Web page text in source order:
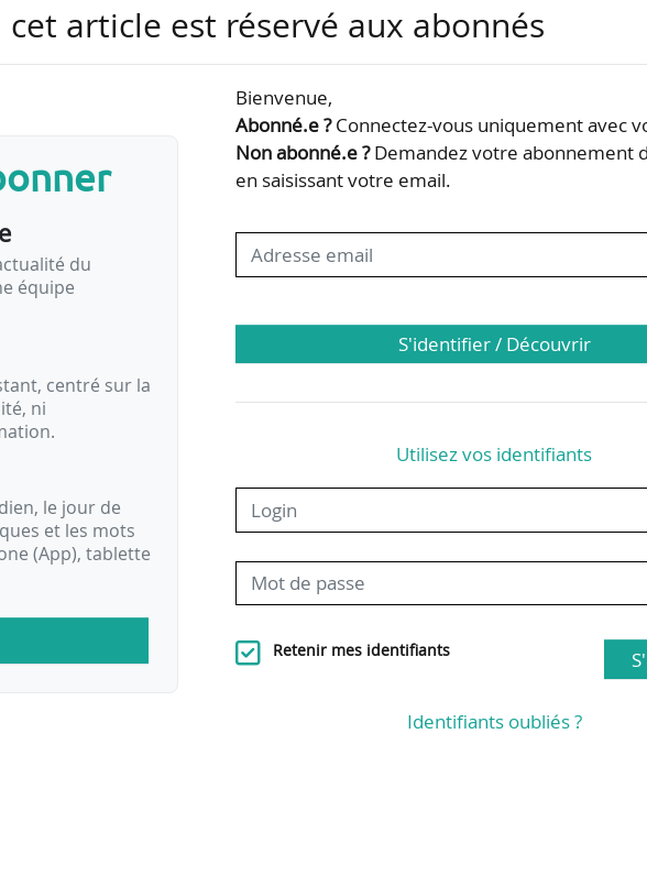
ferroviaire et ambitions régionales :
cet article est réservé aux abonnés
du
équipe
centré sur la
ni
le jour de
et les mots
(App), tablette
Bienvenue,
Abonné.e ?Connectez-vous uniquement avec
Non abonné.e ?Demandez votre abonnement
en saisissant votre email.
S'identifier / Découvrir
Utilisez vos identifiants
Retenir mes identifiants
Identifiants oubliés ?